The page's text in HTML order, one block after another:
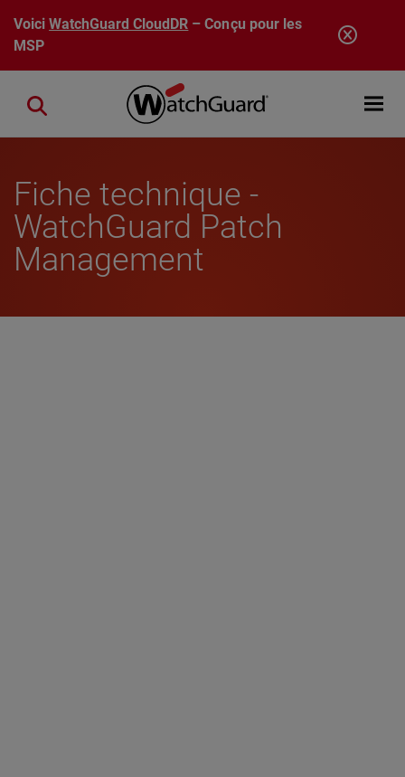
Aller au contenu principal
VoiciWatchGuard CloudDR – Conçu pour les
MSP
Open
Close search
Fiche technique -
WatchGuard Patch
Management